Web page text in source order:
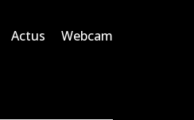
Actus Webcam